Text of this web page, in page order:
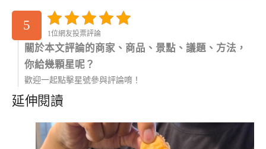
5
1位網友投票評論
關於本文評論的商家、商品、景點、議題、方法，
你給幾顆星呢？
歡迎一起點擊星號參與評論唷！
延伸閱讀